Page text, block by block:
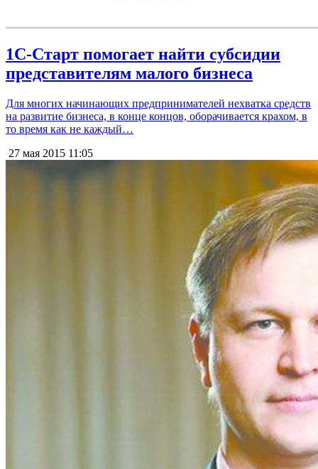
1С-Старт помогает найти субсидии
представителям малого бизнеса
Для многих начинающих предпринимателей нехватка средств
на развитие бизнеса, в конце концов, оборачивается крахом, в
то время как не каждый…
27 мая 2015 11:05